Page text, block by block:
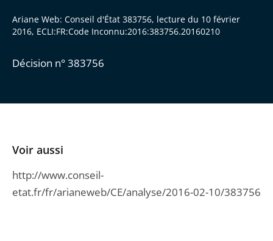
Ariane Web: Conseil d'État 383756, lecture du 10 février
2016, ECLI:FR:Code Inconnu:2016:383756.20160210
Décision n° 383756
Voir aussi
http://www.conseil-
etat.fr/fr/arianeweb/CE/analyse/2016-02-10/383756